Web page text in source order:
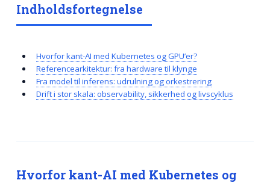
Hvorfor kant-AI med Kubernetes og
Indholdsfortegnelse
Hvorfor kant-AI med Kubernetes og GPU’er?
Referencearkitektur: fra hardware til klynge
Fra model til inferens: udrulning og orkestrering
Drift i stor skala: observability, sikkerhed og livscyklus